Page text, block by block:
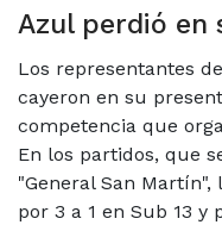
Azul perdió en
Los representantes
cayeron en su
competencia que
En los partidos, que
"General San
por 3 a 1 en Sub 13 y